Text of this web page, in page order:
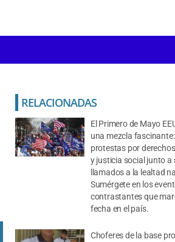
El Primero de Mayo
una mezcla
protestas por
y justicia social junto a
llamados a la lealtad
Sumérgete en los
contrastantes que
fecha en el país.
Choferes de la base
RELACIONADAS